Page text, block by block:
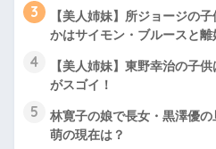
3
【美人姉妹】所ジョージの
かはサイモン・ブルースと離
4
【美人姉妹】東野幸治の子
がスゴイ！
5
林寛子の娘で長女・黒澤優
萌の現在は？